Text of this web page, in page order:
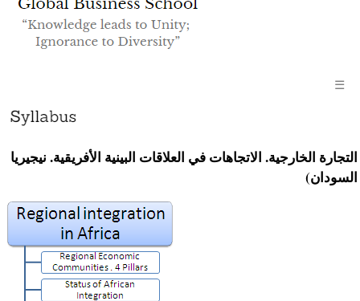
☰
التجارة الخارجية. الاتجاهات في العلاقات البينية الأفريقية. نيجيريا
السودان)